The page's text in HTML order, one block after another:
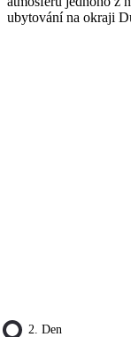
ubytování na okraji
2. Den